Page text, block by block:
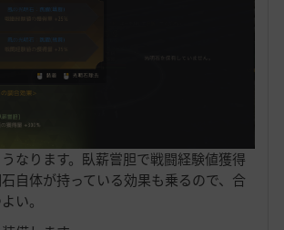
なります。臥薪嘗胆で戦闘経験値獲得
自体が持っている効果も乗るので、合
い。